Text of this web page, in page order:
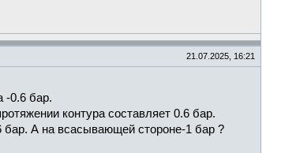
21.07.2025, 16:21
-0.6 бар.
контура составляет 0.6 бар.
бар. А на всасывающей стороне-1 бар ?